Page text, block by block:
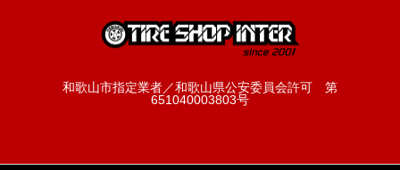
和歌山市指定業者／和歌山県公安委員会許可 第
651040003803号